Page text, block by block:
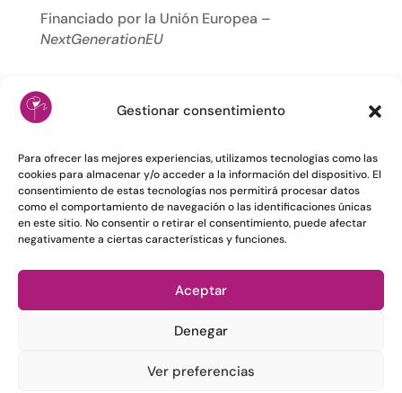
Gestionar consentimiento
Para ofrecer las mejores experiencias, utilizamos tecnologías como las
cookies para almacenar y/o acceder a la información del dispositivo. El
consentimiento de estas tecnologías nos permitirá procesar datos
como el comportamiento de navegación o las identificaciones únicas
en este sitio. No consentir o retirar el consentimiento, puede afectar
negativamente a ciertas características y funciones.
Aceptar
Denegar
Ver preferencias
Financiado por la Unión Europea –
NextGenerationEU